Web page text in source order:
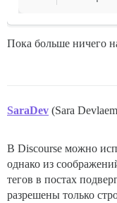
Пока больше ничего
SaraDev (Sara
В Discourse можно
однако из
тегов в постах
разрешены только